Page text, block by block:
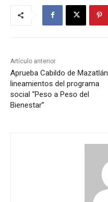
Artículo anterior
Aprueba Cabildo de Mazatlán
lineamientos del programa
social “Peso a Peso del
Bienestar”